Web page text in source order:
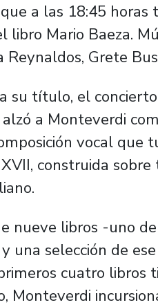
a las 18:45
libro Mario Baeza.
Reynaldos, Grete
su título, el
a Monteverdi
vocal que
construida
nueve libros -uno
una selección de
cuatro
Monteverdi